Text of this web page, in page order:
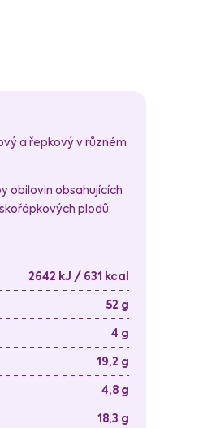
a řepkový v různém
obilovin obsahujících
plodů.
2642 kJ / 631 kcal
52 g
4 g
19,2 g
4,8 g
18,3 g